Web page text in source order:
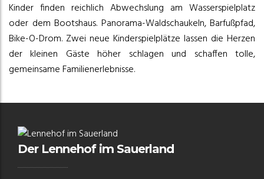
Kinder finden reichlich Abwechslung am Wasserspielplatz
oder dem Bootshaus. Panorama-Waldschaukeln, Barfußpfad,
Bike-O-Drom. Zwei neue Kinderspielplätze lassen die Herzen
der kleinen Gäste höher schlagen und schaffen tolle,
gemeinsame Familienerlebnisse.
Der Lennehof im Sauerland